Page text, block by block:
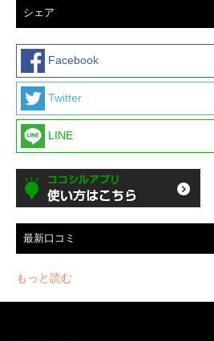
シェア
Facebook
Twitter
LINE
最新口コミ
もっと読む